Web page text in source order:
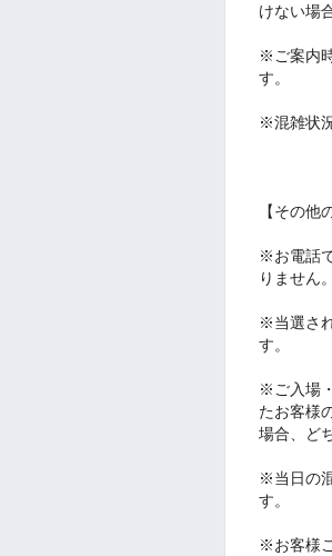
けない場
※ご案内
す。
※混雑状
【その他
※お電話
りません。
※当選さ
す。
※ご入場
たお客様
場合、ど
※当日の
す。
※お客様